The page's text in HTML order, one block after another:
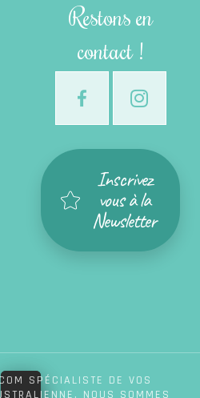
Restons en
contact !
Inscrivez
vous à la
Newsletter
SPÉCIALISTE DE VOS
NOUS SOMMES